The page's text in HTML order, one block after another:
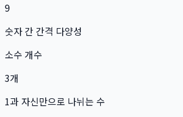
9
숫자 간 간격 다양성
소수 개수
3개
1과 자신만으로 나뉘는 수